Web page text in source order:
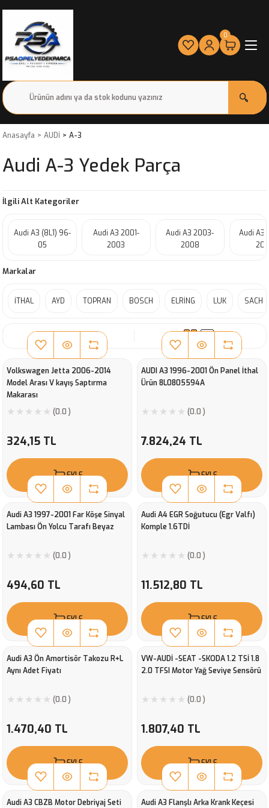
0
Anasayfa AUDİ A-3
Audi A-3 Yedek Parça
İlgili Alt Kategoriler
Audi A3 (8L1) 96-
05
Audi A3 2001-
2003
Audi A3 2003-
2008
Audi A3
Markalar
İTHAL AYD TOPRAN BOSCH ELRİNG LUK SACHS
Volkswagen Jetta 2006-2014
Model Arası V kayış Saptırma
Makarası
(0.0 )
324,15 TL
EKLE
AUDI A3 1996-2001 Ön Panel İthal
Ürün 8L0805594A
(0.0 )
7.824,24 TL
EKLE
Audi A3 1997-2001 Far Köşe Sinyal
Lambası Ön Yolcu Tarafı Beyaz
(0.0 )
494,60 TL
EKLE
Audi A4 EGR Soğutucu (Egr Valfı)
Komple 1.6TDİ
(0.0 )
11.512,80 TL
EKLE
Audi A3 Ön Amortisör Takozu R+L
Aynı Adet Fiyatı
(0.0 )
1.470,40 TL
EKLE
VW-AUDİ -SEAT -SKODA 1.2 TSİ 1.8
2.0 TFSI Motor Yağ Seviye Sensörü
(0.0 )
1.807,40 TL
EKLE
Audi A3 CBZB Motor Debriyaj Seti
Audi A3 Flanşlı Arka Krank Keçesi